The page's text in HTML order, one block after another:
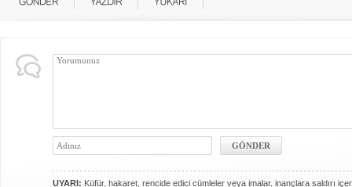
UYARI: Küfür, hakaret, rencide edici cümleler veya imalar, inançlara saldırı